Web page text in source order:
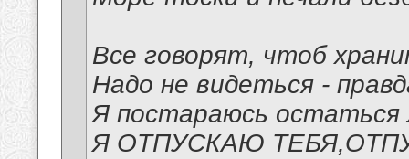
Все говорят, чтоб
Надо не видеться -
Я постараюсь
Я ОТПУСКАЮ